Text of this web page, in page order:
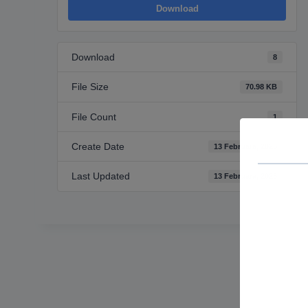
Download
Download 8
File Size 70.98 KB
File Count 1
Create Date 13 Februara, 2025
Last Updated 13 Februara, 2025